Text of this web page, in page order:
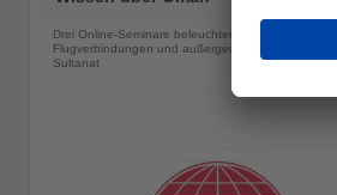
Drei Online-Seminare beleuchten Landschaften,
Flugverbindungen und außergewöhnliche
Sultanat